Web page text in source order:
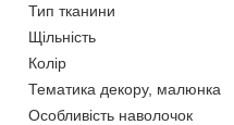
Тип тканини
Щільність
Колір
Тематика декору, малюнка
Особливість наволочок